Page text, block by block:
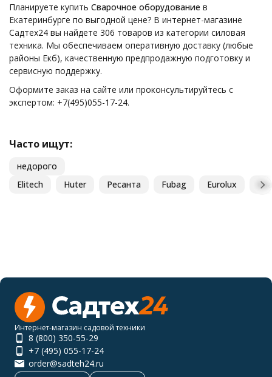
Планируете купить Сварочное оборудование в
Екатеринбурге по выгодной цене? В интернет-магазине
Садтех24 вы найдете 306 товаров из категории силовая
техника. Мы обеспечиваем оперативную доставку (любые
районы Екб), качественную предпродажную подготовку и
сервисную поддержку.
Оформите заказ на сайте или проконсультируйтесь с
экспертом: +7(495)055-17-24.
Часто ищут:
недорого
Elitech
Huter Ресанта Fubag Eurolux
Интернет-магазин садовой техники
8 (800) 350-55-29
+7 (495) 055-17-24
order@sadteh24.ru